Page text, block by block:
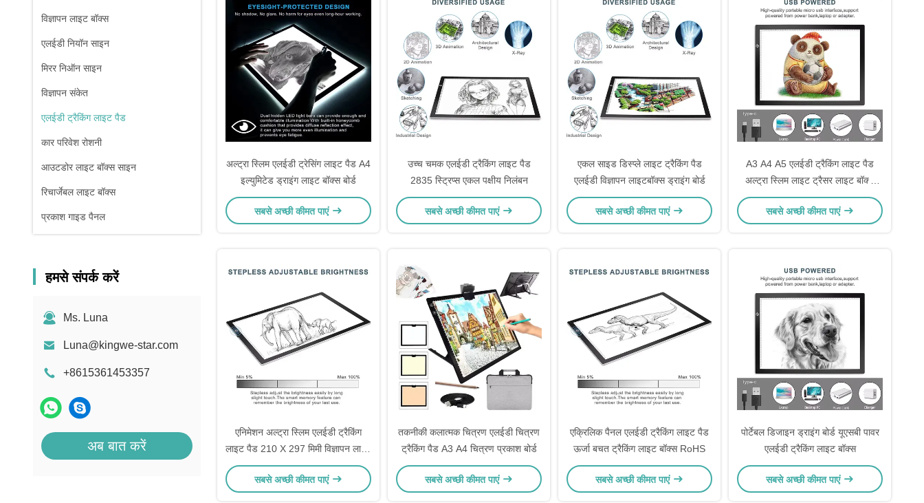
विज्ञापन लाइट बॉक्स
एलईडी नियॉन साइन
मिरर निऑन साइन
विज्ञापन संकेत
एलईडी ट्रैकिंग लाइट पैड
कार परिवेश रोशनी
आउटडोर लाइट बॉक्स साइन
रिचार्जेबल लाइट बॉक्स
प्रकाश गाइड पैनल
हमसे संपर्क करें
Ms. Luna
Luna@kingwe-star.com
+8615361453357
अब बात करें
अल्ट्रा स्लिम एलईडी ट्रेसिंग लाइट पैड A4
इल्युमिटेड ड्राइंग लाइट बॉक्स बोर्ड
सबसे अच्छी कीमत पाएं
उच्च चमक एलईडी ट्रैकिंग लाइट पैड
2835 स्ट्रिप्स एकल पक्षीय निलंबन
सबसे अच्छी कीमत पाएं
एकल साइड डिस्प्ले लाइट ट्रैकिंग पैड
एलईडी विज्ञापन लाइटबॉक्स ड्राइंग बोर्ड
सबसे अच्छी कीमत पाएं
A3 A4 A5 एलईडी ट्रैकिंग लाइट पैड
अल्ट्रा स्लिम लाइट ट्रैसर लाइट बॉक्स
DC5V
सबसे अच्छी कीमत पाएं
एनिमेशन अल्ट्रा स्लिम एलईडी ट्रैकिंग
लाइट पैड 210 X 297 मिमी विज्ञापन लाइट
बॉक्स
सबसे अच्छी कीमत पाएं
तकनीकी कलात्मक चित्रण एलईडी चित्रण
ट्रैकिंग पैड A3 A4 चित्रण प्रकाश बोर्ड
सबसे अच्छी कीमत पाएं
एक्रिलिक पैनल एलईडी ट्रैकिंग लाइट पैड
ऊर्जा बचत ट्रैकिंग लाइट बॉक्स RoHS
सबसे अच्छी कीमत पाएं
पोर्टेबल डिजाइन ड्राइंग बोर्ड यूएसबी पावर
एलईडी ट्रैकिंग लाइट बॉक्स
सबसे अच्छी कीमत पाएं